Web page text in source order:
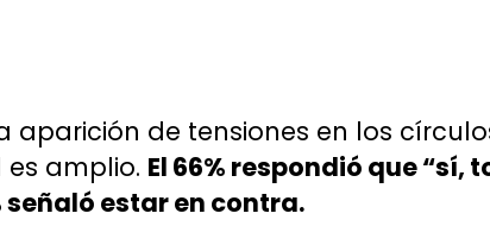
aparición de tensiones en los
amplio. El 66% respondió que “sí,
señaló estar en contra.